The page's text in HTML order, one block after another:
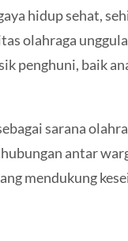
hidup sehat,
olahraga
penghuni, baik
sarana
antar
mendukung